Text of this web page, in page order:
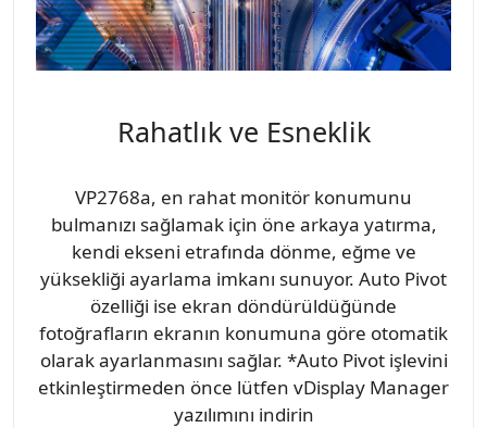
Rahatlık ve Esneklik
VP2768a, en rahat monitör konumunu
bulmanızı sağlamak için öne arkaya yatırma,
kendi ekseni etrafında dönme, eğme ve
yüksekliği ayarlama imkanı sunuyor. Auto Pivot
özelliği ise ekran döndürüldüğünde
fotoğrafların ekranın konumuna göre otomatik
olarak ayarlanmasını sağlar. *Auto Pivot işlevini
etkinleştirmeden önce lütfen vDisplay Manager
yazılımını indirin